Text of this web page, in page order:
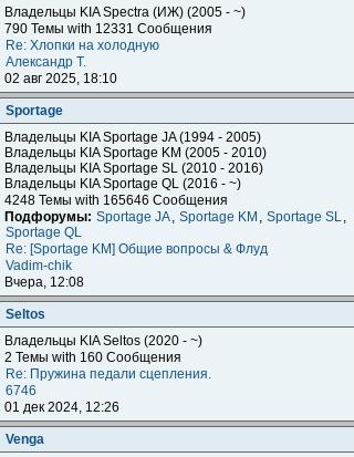
Владельцы KIA Spectra (ИЖ) (2005 - ~)
790 Темы with 12331 Сообщения
Re: Хлопки на холодную
Александр Т.
02 авг 2025, 18:10
Sportage
Владельцы KIA Sportage JA (1994 - 2005)
Владельцы KIA Sportage KM (2005 - 2010)
Владельцы KIA Sportage SL (2010 - 2016)
Владельцы KIA Sportage QL (2016 - ~)
4248 Темы with 165646 Сообщения
Подфорумы: Sportage JA, Sportage KM , Sportage SL,
Sportage QL
Re: [Sportage KM] Общие вопросы & Флуд
Vadim-chik
Вчера, 12:08
Seltos
Владельцы KIA Seltos (2020 - ~)
2 Темы with 160 Сообщения
Re: Пружина педали сцепления.
6746
01 дек 2024, 12:26
Venga